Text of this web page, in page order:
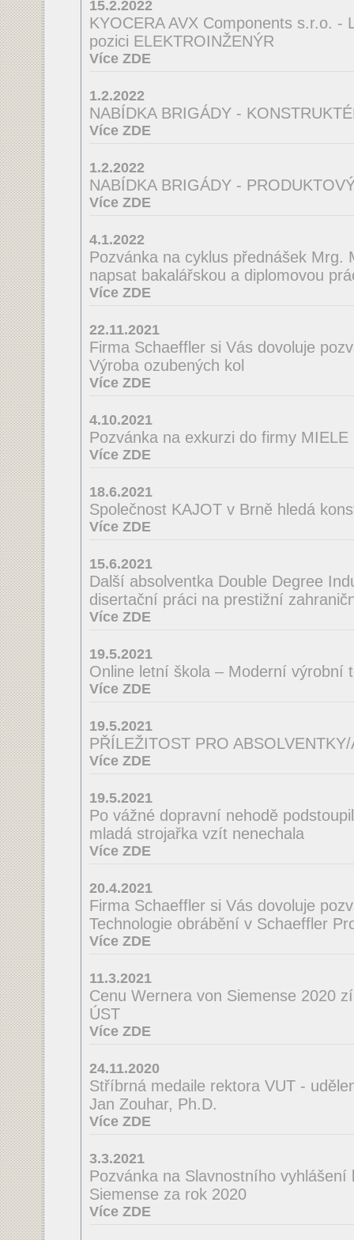
15.2.2022
KYOCERA AVX Components s.r.o.
pozici ELEKTROINŽENÝR
Více ZDE
1.2.2022
NABÍDKA BRIGÁDY -
Více ZDE
1.2.2022
NABÍDKA BRIGÁDY -
Více ZDE
4.1.2022
Pozvánka na cyklus přednášek Mrg.
napsat bakalářskou a diplomovou
Více ZDE
22.11.2021
Firma Schaeffler si Vás dovoluje
Výroba ozubených kol
Více ZDE
4.10.2021
Pozvánka na exkurzi do firmy MIELE
Více ZDE
18.6.2021
Společnost KAJOT v Brně hledá
Více ZDE
15.6.2021
Další absolventka Double Degree
disertační práci na prestižní
Více ZDE
19.5.2021
Online letní škola – Moderní výrobní
Více ZDE
19.5.2021
PŘÍLEŽITOST PRO
Více ZDE
19.5.2021
Po vážné dopravní nehodě
mladá strojařka vzít nenechala
Více ZDE
20.4.2021
Firma Schaeffler si Vás dovoluje
Technologie obrábění v Schaeffler
Více ZDE
11.3.2021
Cenu Wernera von Siemense 2020
ÚST
Více ZDE
24.11.2020
Stříbrná medaile rektora VUT -
Jan Zouhar, Ph.D.
Více ZDE
3.3.2021
Pozvánka na Slavnostního
Siemense za rok 2020
Více ZDE